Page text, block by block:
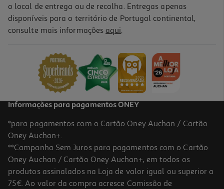
o local de entrega ou de recolha. Entregas apenas
disponíveis para o território de Portugal continental,
consulte mais informações aqui.
Informações para pagamentos ONEY
*para pagamentos com o Cartão Oney Auchan / Cartão
Oney Auchan+.
**Campanha Sem Juros para pagamentos com o Cartão
Oney Auchan / Cartão Oney Auchan+, em todos os
produtos assinalados na Loja de valor igual ou superior a
75€. Ao valor da compra acresce Comissão de